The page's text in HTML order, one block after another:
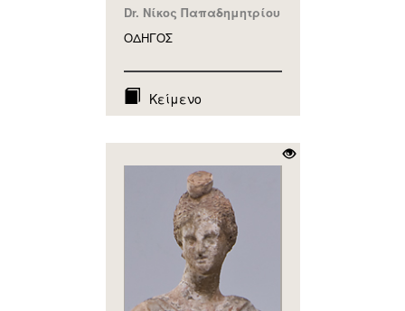
Dr. Νίκος Παπαδημητρίου
ΟΔΗΓΟΣ
Κείμενο